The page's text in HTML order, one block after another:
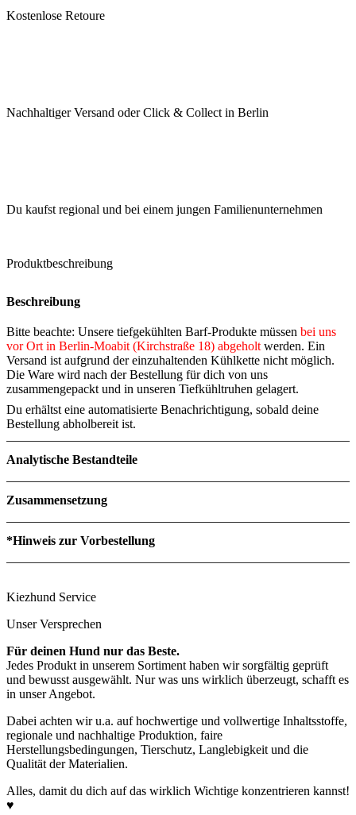
Kostenlose Retoure
Nachhaltiger Versand oder Click & Collect in Berlin
Du kaufst regional und bei einem jungen Familienunternehmen
Produktbeschreibung
Beschreibung
Bitte beachte: Unsere tiefgekühlten Barf-Produkte müssen bei uns
vor Ort in Berlin-Moabit (Kirchstraße 18) abgeholt werden. Ein
Versand ist aufgrund der einzuhaltenden Kühlkette nicht möglich.
Die Ware wird nach der Bestellung für dich von uns
zusammengepackt und in unseren Tiefkühltruhen gelagert.
Du erhältst eine automatisierte Benachrichtigung, sobald deine
Bestellung abholbereit ist.
Analytische Bestandteile
Rohfett
Rohfaser
Rohasche
Zusammensetzung
*Hinweis zur Vorbestellung
Kiezhund Service
Unser Versprechen
Für deinen Hund nur das Beste.
Jedes Produkt in unserem Sortiment haben wir sorgfältig geprüft
und bewusst ausgewählt. Nur was uns wirklich überzeugt, schafft es
in unser Angebot.
Dabei achten wir u.a. auf hochwertige und vollwertige Inhaltsstoffe,
regionale und nachhaltige Produktion, faire
Herstellungsbedingungen, Tierschutz, Langlebigkeit und die
Qualität der Materialien.
Alles, damit du dich auf das wirklich Wichtige konzentrieren kannst!
♥